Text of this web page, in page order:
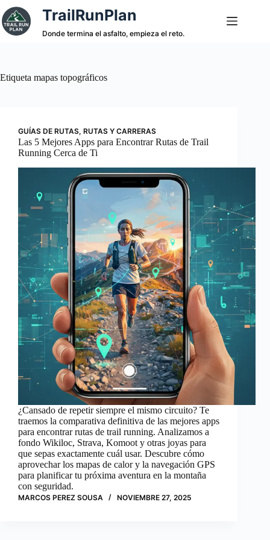
Saltar
al
contenido
TrailRunPlan
Donde termina el asfalto, empieza el reto.
Etiqueta mapas topográficos
GUÍAS DE RUTAS, RUTAS Y CARRERAS
Las 5 Mejores Apps para Encontrar Rutas de Trail
Running Cerca de Ti
¿Cansado de repetir siempre el mismo circuito? Te
traemos la comparativa definitiva de las mejores apps
para encontrar rutas de trail running. Analizamos a
fondo Wikiloc, Strava, Komoot y otras joyas para
que sepas exactamente cuál usar. Descubre cómo
aprovechar los mapas de calor y la navegación GPS
para planificar tu próxima aventura en la montaña
con seguridad.
MARCOS PEREZ SOUSA NOVIEMBRE 27, 2025